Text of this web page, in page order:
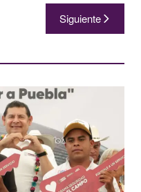
Siguiente